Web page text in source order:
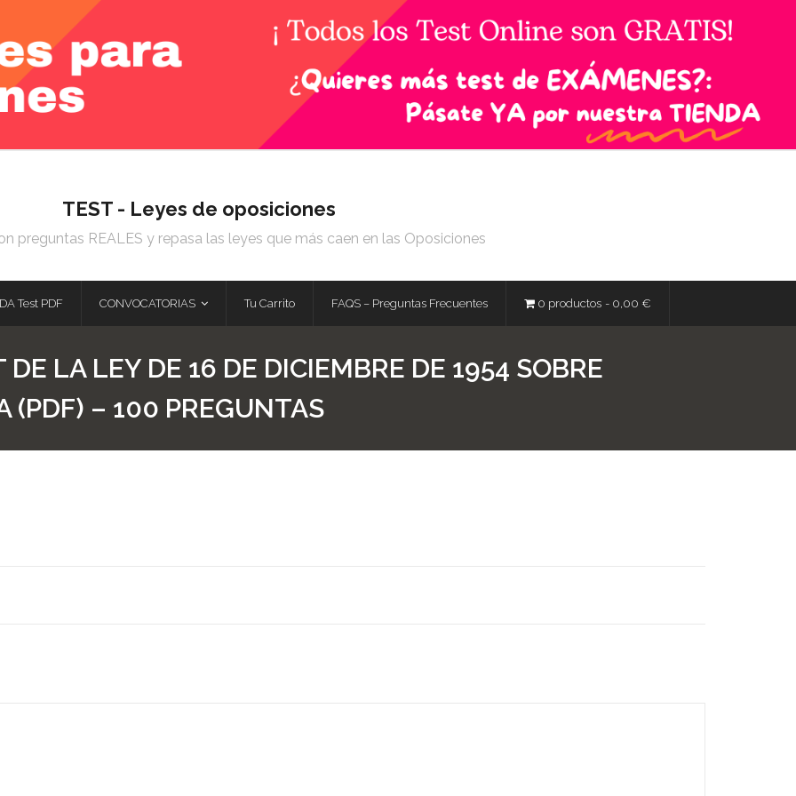
TEST - Leyes de oposiciones
preguntas REALES y repasa las leyes que más caen en las Oposiciones
Test PDF CONVOCATORIAS Tu Carrito FAQS – Preguntas Frecuentes 0 productos 0,00 €
DE LA LEY DE 16 DE DICIEMBRE DE 1954 SOBRE
(PDF) – 100 PREGUNTAS